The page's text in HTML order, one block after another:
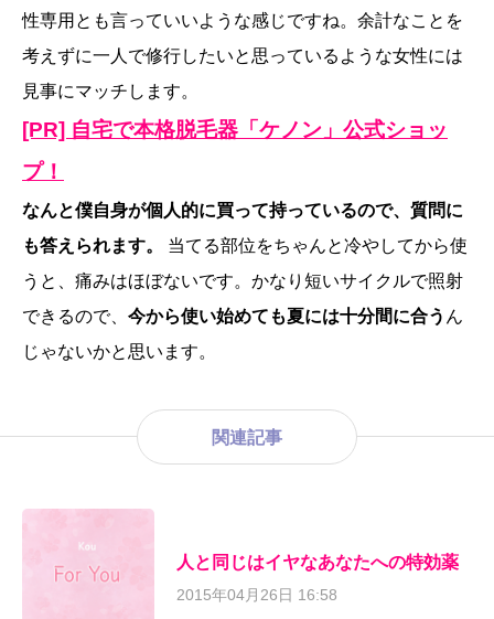
性専用とも言っていいような感じですね。余計なことを
考えずに一人で修行したいと思っているような女性には
見事にマッチします。
[PR] 自宅で本格脱毛器「ケノン」公式ショッ
プ！
なんと僕自身が個人的に買って持っているので、質問に
も答えられます。
当てる部位をちゃんと冷やしてから使
うと、痛みはほぼないです。かなり短いサイクルで照射
できるので、 今から使い始めても夏には十分間に合う ん
じゃないかと思います。
関連記事
人と同じはイヤなあなたへの特効薬
2015年04月26日 16:58